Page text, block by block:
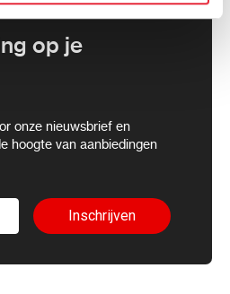
op je
onze nieuwsbrief en
hoogte van aanbiedingen
Inschrijven